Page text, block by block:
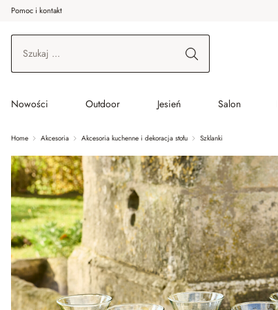
do wątku głównego
Przejdź do wyszukiwania
Przejdź do głównej nawigacji
Pomoc i kontakt
Nowości Outdoor Jesień Salon
Home Akcesoria Akcesoria kuchenne i dekoracja stołu Szklanki